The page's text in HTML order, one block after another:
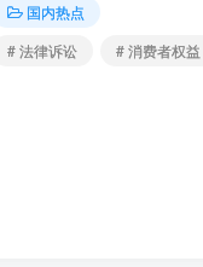
国内热点
# 法律诉讼
# 消费者权益